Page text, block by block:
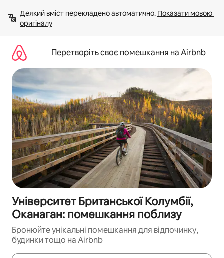
вмісту
Деякий вміст перекладено автоматично. Показати мовою
оригіналу
Перетворіть своє помешкання на Airbnb
Університет Британської Колумбії,
Оканаган: помешкання поблизу
Бронюйте унікальні помешкання для відпочинку,
будинки тощо на Airbnb